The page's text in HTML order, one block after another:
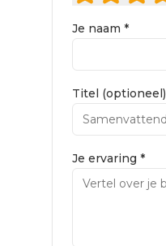
Je naam *
Titel (optioneel)
Je ervaring *